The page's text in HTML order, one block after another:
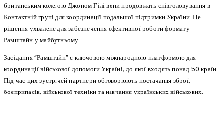
британським колегою Джоном Гілі вони продовжать співголовування в
Контактній групі для координації подальшої підтримки України. Це
рішення ухвалене для забезпечення ефективної роботи формату
Рамштайн у майбутньому.
Засідання “Рамштайн” є ключовою міжнародною платформою для
координації військової допомоги Україні, до якої входять понад 50 країн.
Під час цих зустрічей партнери обговорюють постачання зброї,
боєприпасів, військової техніки та навчання українських військових.